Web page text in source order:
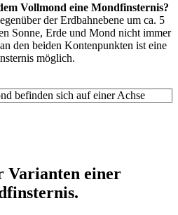
Vollmond eine Mondfinsternis?
der Erdbahnebene um ca. 5
Sonne, Erde und Mond nicht immer
den beiden Kontenpunkten ist eine
möglich.
Varianten einer